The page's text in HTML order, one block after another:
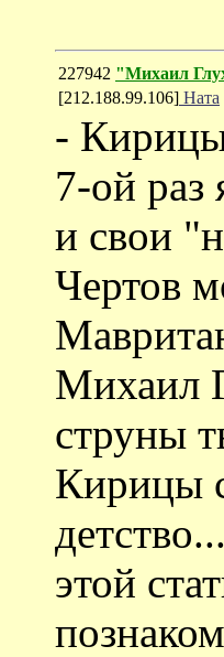
227942 "Михаил
[212.188.99.106] Ната
-
7-ой раз
и свои
Чертов
Михаил
струны
Кирицы
этой